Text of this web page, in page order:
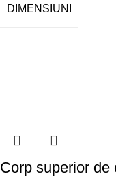
DIMENSIUNI
Corp superior de